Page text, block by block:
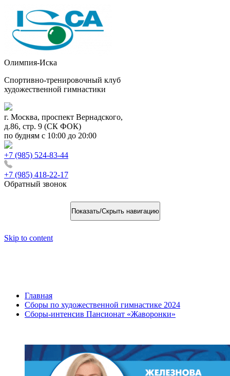
Олимпия-Иска
Спортивно-тренировочный клуб
художественной гимнастики
г. Москва, проспект Вернадского,
д.86, стр. 9 (СК ФОК)
по будням с 10:00 до 20:00
+7 (985) 524-83-44
+7 (985) 418-22-17
Обратный звонок
Показать/Скрыть навигацию
Skip to content
Главная
Сборы по художественной гимнастике 2024
Сборы-интенсив Пансионат «Жаворонки»